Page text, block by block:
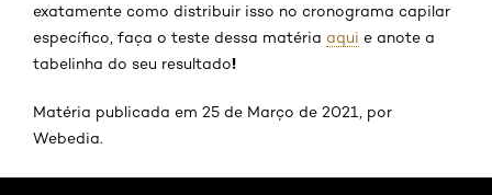
exatamente como distribuir isso no cronograma capilar
específico, faça o teste dessa matéria aqui e anote a
tabelinha do seu resultado!
Matéria publicada em 25 de Março de 2021, por
Webedia.